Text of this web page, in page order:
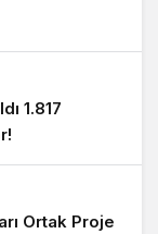
1.817
Ortak Proje